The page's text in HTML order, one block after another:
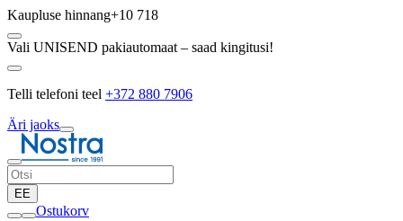
Kaupluse hinnang+10 718
Vali UNISEND pakiautomaat – saad kingitusi!
Telli telefoni teel +372 880 7906
Äri jaoks
EE
Ostukorv